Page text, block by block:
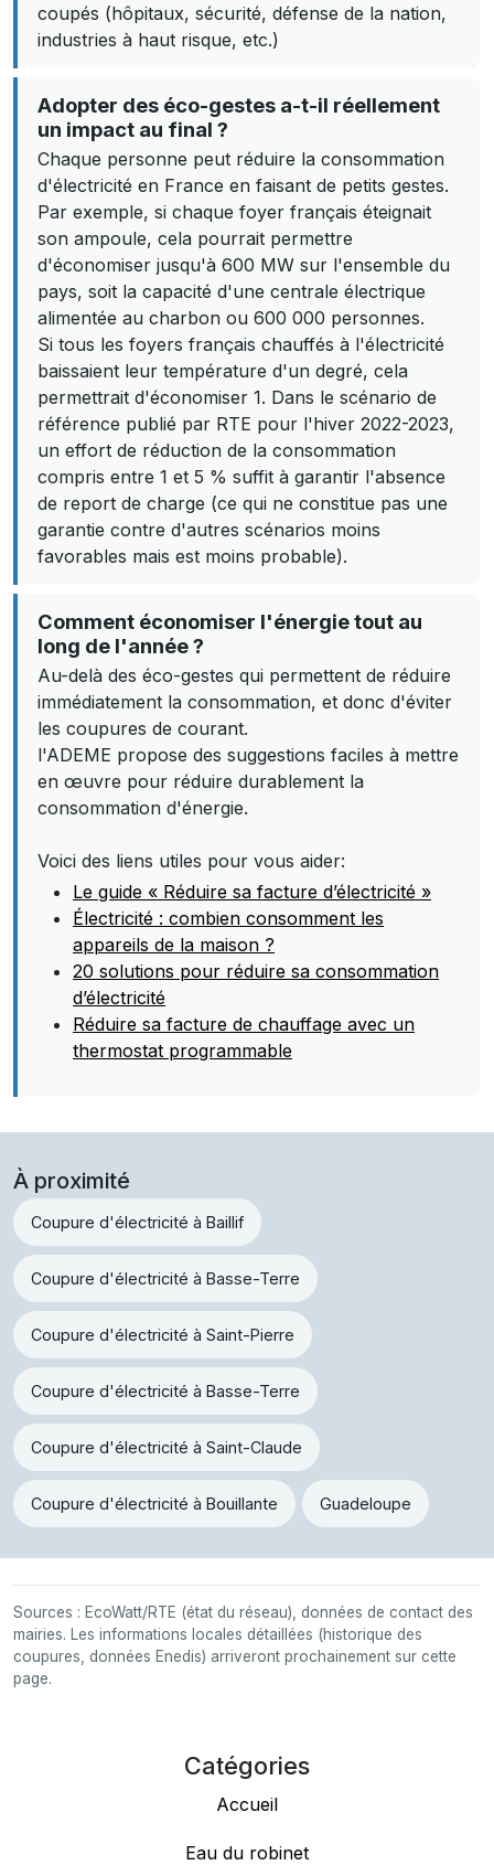
coupés (hôpitaux, sécurité, défense de la nation,
industries à haut risque, etc.)
Adopter des éco-gestes a-t-il réellement
un impact au final ?
Chaque personne peut réduire la consommation
d'électricité en France en faisant de petits gestes.
Par exemple, si chaque foyer français éteignait
son ampoule, cela pourrait permettre
d'économiser jusqu'à 600 MW sur l'ensemble du
pays, soit la capacité d'une centrale électrique
alimentée au charbon ou 600 000 personnes.
Si tous les foyers français chauffés à l'électricité
baissaient leur température d'un degré, cela
permettrait d'économiser 1. Dans le scénario de
référence publié par RTE pour l'hiver 2022-2023,
un effort de réduction de la consommation
compris entre 1 et 5 % suffit à garantir l'absence
de report de charge (ce qui ne constitue pas une
garantie contre d'autres scénarios moins
favorables mais est moins probable).
Comment économiser l'énergie tout au
long de l'année ?
Au-delà des éco-gestes qui permettent de réduire
immédiatement la consommation, et donc d'éviter
les coupures de courant.
l'ADEME propose des suggestions faciles à mettre
en œuvre pour réduire durablement la
consommation d'énergie.
Voici des liens utiles pour vous aider:
Le guide « Réduire sa facture d’électricité »
Électricité : combien consomment les
appareils de la maison ?
20 solutions pour réduire sa consommation
d’électricité
Réduire sa facture de chauffage avec un
thermostat programmable
À proximité
Coupure d'électricité à Baillif
Coupure d'électricité à Basse-Terre
Coupure d'électricité à Saint-Pierre
Coupure d'électricité à Basse-Terre
Coupure d'électricité à Saint-Claude
Coupure d'électricité à Bouillante Guadeloupe
Sources : EcoWatt/RTE (état du réseau), données de contact des
mairies. Les informations locales détaillées (historique des
coupures, données Enedis) arriveront prochainement sur cette
page.
Catégories
Accueil
Eau du robinet